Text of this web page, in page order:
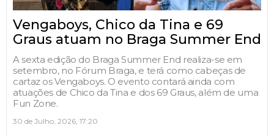
Vengaboys, Chico da Tina e 69
Graus atuam no Braga Summer End
A sexta edição do Braga Summer End realiza-se em
setembro, no Fórum Braga, e terá como cabeças de
cartaz os Vengaboys. O evento contará ainda com
atuações de Chico da Tina e dos 69 Graus, além de uma
Fun Zone.
30 de Julho, 2026, 17:20